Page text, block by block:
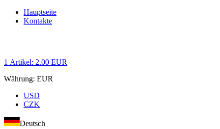
Hauptseite
Kontakte
1 Artikel: 2.00 EUR
Währung: EUR
USD
CZK
Deutsch